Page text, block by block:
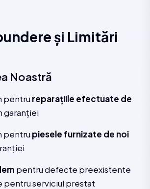
și Limitări
Noastră
pentru reparațiile efectuate de
garanției
pentru piesele furnizate de noi
pentru defecte preexistente
pentru serviciul prestat